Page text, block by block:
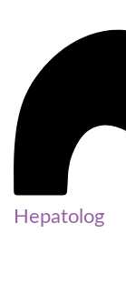
Hepatolog